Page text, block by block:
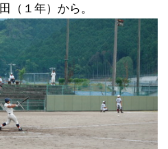
（１年）から。